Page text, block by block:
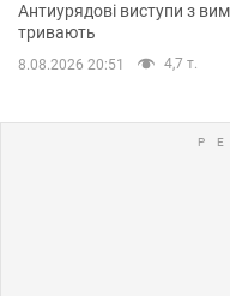
Антиурядові виступи з
тривають
8.08.2026 20:51 4,7 т.